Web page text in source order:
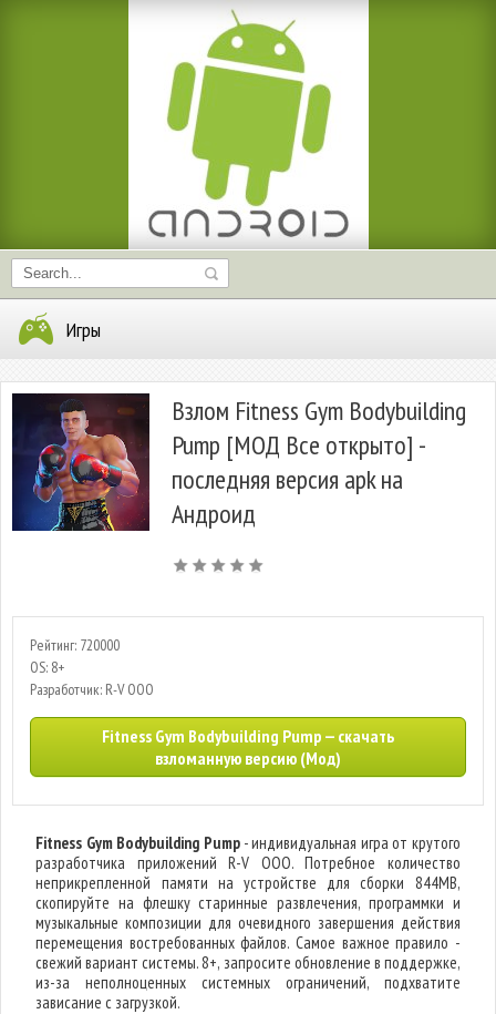
Игры
Взлом Fitness Gym Bodybuilding
Pump [МОД Все открыто] -
последняя версия apk на
Андроид
Рейтинг: 720000
OS: 8+
Разработчик: R-V OOO
Fitness Gym Bodybuilding Pump — скачать
взломанную версию (Мод)
Fitness Gym Bodybuilding Pump- индивидуальная игра от крутого
разработчика приложений R-V OOO. Потребное количество
неприкрепленной памяти на устройстве для сборки 844MB,
скопируйте на флешку старинные развлечения, программки и
музыкальные композиции для очевидного завершения действия
перемещения востребованных файлов. Самое важное правило -
свежий вариант системы. 8+, запросите обновление в поддержке,
из-за неполноценных системных ограничений, подхватите
зависание с загрузкой.